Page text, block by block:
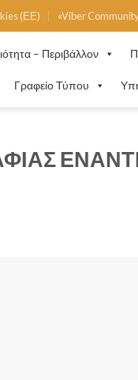
(ΕΕ) «Viber
– Περιβάλλον
Γραφείο Τύπου